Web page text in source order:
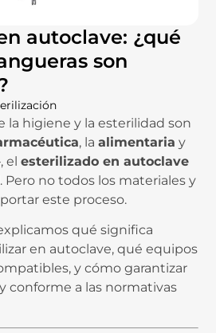
autoclave: ¿qué
son
la higiene y la esterilidad son
, laalimentaria y
elesterilizado en autoclave
Pero no todos los materiales y
este proceso.
qué significa
en autoclave, qué equipos
y cómo garantizar
conforme a las normativas